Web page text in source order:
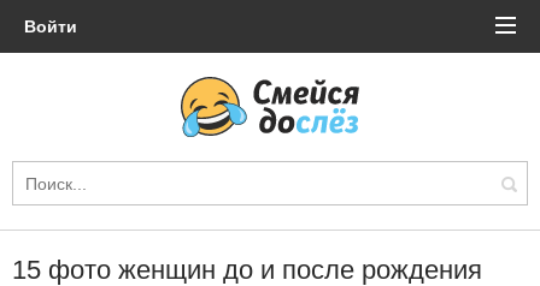
Войти
15 фото женщин до и после рождения